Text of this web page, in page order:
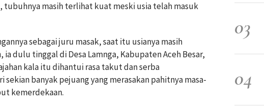
tubuhnya masih terlihat kuat meski usia telah masuk
sebagai juru masak, saat itu usianya masih
dulu tinggal di Desa Lamnga, Kabupaten Aceh Besar,
kala itu dihantui rasa takut dan serba
banyak pejuang yang merasakan pahitnya masa-
kemerdekaan.
03
04